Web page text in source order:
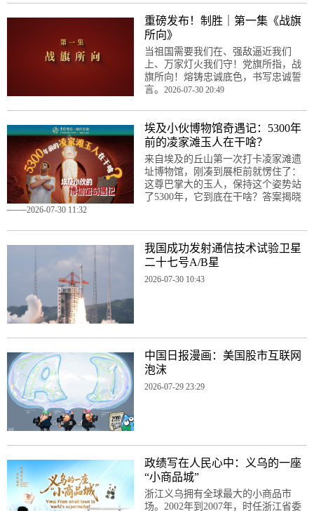
重磅发布！制胜｜第一集《战旗
所向》
当祖国需要我们在、强敌逼近我们
上、万家灯火我们守！党旗所指，战
旗所向！熔铸忠诚底色，书写忠诚誓
言。 2026-07-30 20:49
埃及小伙博物馆奇遇记：5300年
前的凌家滩玉人在干啥？
来自埃及的丘山第一次打卡凌家滩遗
址博物馆，刚凑到展柜前就愣住了：
这尊巴掌大的玉人，保持这个姿势站
了5300年，它到底在干啥？答案揭晓
——2026-07-30 11:32
我国成功发射通信技术试验卫星
二十七号A/B星
2026-07-30 10:43
中国日报漫画：美国股市互联网
泡沫
2026-07-29 23:29
政绩写在人民心中：义乌的一座
“小商品城”
浙江义乌拥有全球最大的小商品市
场。2002年到2007年，时任浙江省委